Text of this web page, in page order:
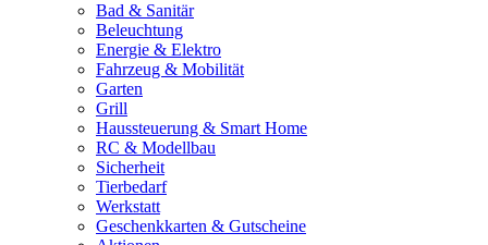
Bad & Sanitär
Beleuchtung
Energie & Elektro
Fahrzeug & Mobilität
Garten
Grill
Haussteuerung & Smart Home
RC & Modellbau
Sicherheit
Tierbedarf
Werkstatt
Geschenkkarten & Gutscheine